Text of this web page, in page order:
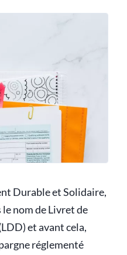
Durable et Solidaire,
nom de Livret de
et avant cela,
réglementé